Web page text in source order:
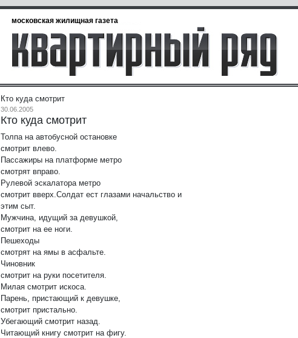
московская жилищная газета
Кто куда смотрит
30.06.2005
Кто куда смотрит
Толпа на автобусной остановке
смотрит влево.
Пассажиры на платформе метро
смотрят вправо.
Рулевой эскалатора метро
смотрит вверх. Солдат ест глазами начальство и
этим сыт.
Мужчина, идущий за девушкой,
смотрит на ее ноги.
Пешеходы
смотрят на ямы в асфальте.
Чиновник
смотрит на руки посетителя.
Милая смотрит искоса.
Парень, пристающий к девушке,
смотрит пристально.
Убегающий смотрит назад.
Читающий книгу смотрит на фигу.